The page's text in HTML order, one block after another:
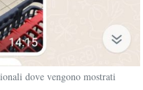
dove vengono mostrati